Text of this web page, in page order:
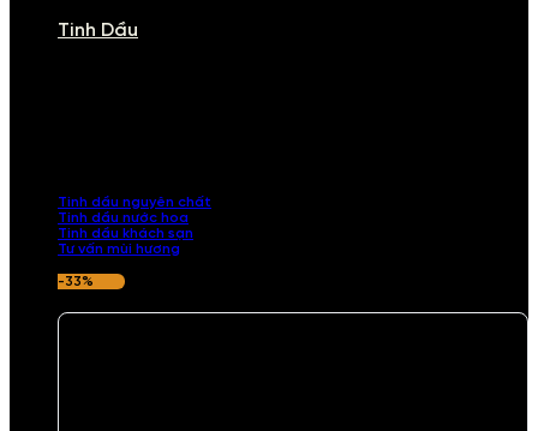
Tinh Dầu
Tinh dầu nguyên chất
Tinh dầu nước hoa
Tinh dầu khách sạn
Tư vấn mùi hương
-33%